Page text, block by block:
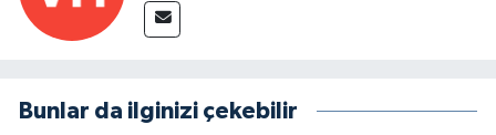
Bunlar da ilginizi çekebilir